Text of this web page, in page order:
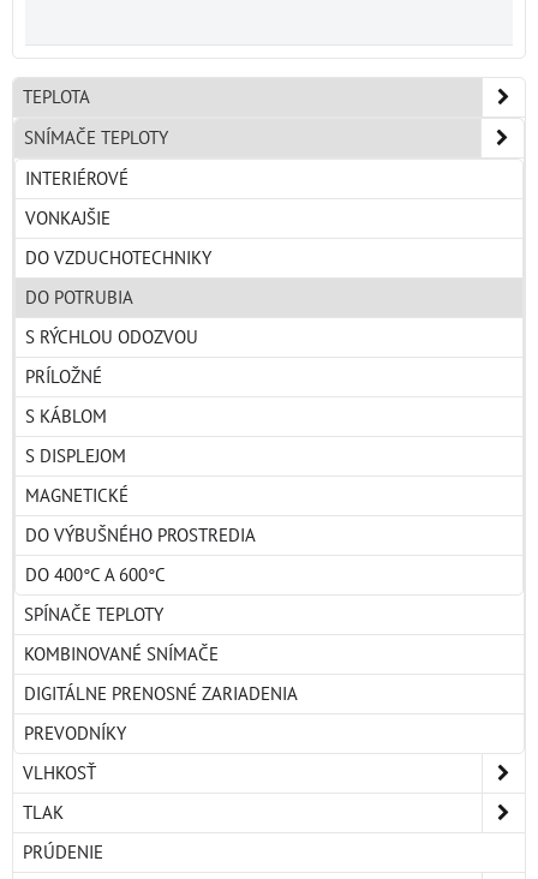
TEPLOTA
SNÍMAČE TEPLOTY
INTERIÉROVÉ
VONKAJŠIE
DO VZDUCHOTECHNIKY
DO POTRUBIA
S RÝCHLOU ODOZVOU
PRÍLOŽNÉ
S KÁBLOM
S DISPLEJOM
MAGNETICKÉ
DO VÝBUŠNÉHO PROSTREDIA
DO 400°C A 600°C
SPÍNAČE TEPLOTY
KOMBINOVANÉ SNÍMAČE
DIGITÁLNE PRENOSNÉ ZARIADENIA
PREVODNÍKY
VLHKOSŤ
TLAK
PRÚDENIE